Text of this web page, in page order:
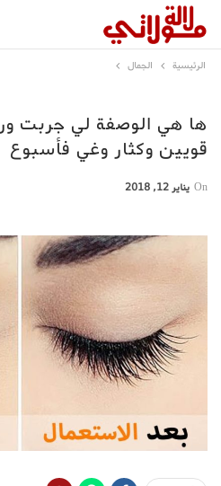
الرئيسية الجمال
ها هي الوصفة لي جربت
قويين وكثار وغي فأسبوع
On يناير 12, 2018